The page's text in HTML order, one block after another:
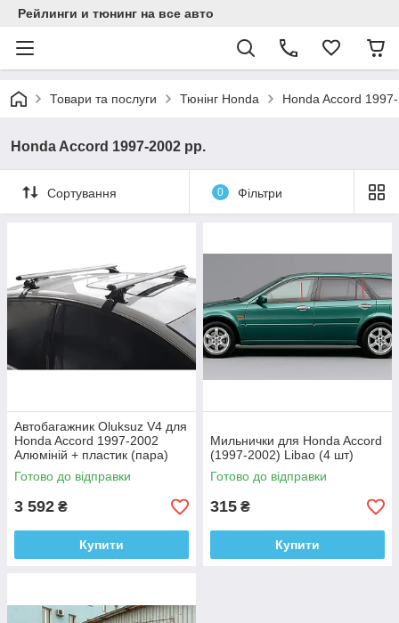
Рейлинги и тюнинг на все авто
Товари та послуги Тюнінг Honda Honda Accord
Honda Accord 1997-2002 рр.
Сортування 0 Фільтри
Автобагажник Oluksuz V4 для
Honda Accord 1997-2002
Алюміній + пластик (пара)
Готово до відправки
3 592 ₴
Купити
Мильнички для Honda Accord
(1997-2002) Libao (4 шт)
Готово до відправки
315 ₴
Купити